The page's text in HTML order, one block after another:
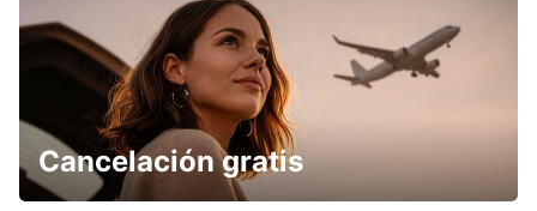
Cancelación gratis